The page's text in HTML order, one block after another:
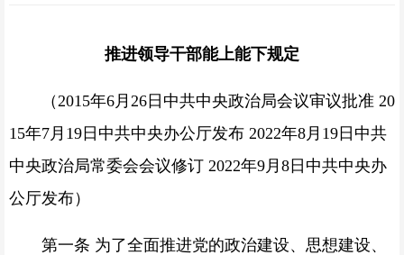
推进领导干部能上能下规定
（2015年6月26日中共中央政治局会议审议批准 20
15年7月19日中共中央办公厅发布 2022年8月19日中共
中央政治局常委会会议修订 2022年9月8日中共中央办
公厅发布）
第一条 为了全面推进党的政治建设、思想建设、